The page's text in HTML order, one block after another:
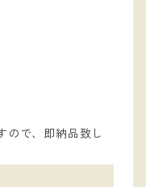
ので、即納品致し